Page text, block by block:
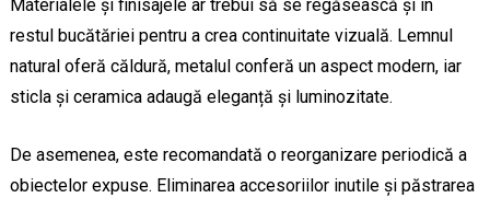
Materialele și finisajele ar trebui să se regăsească și în
restul bucătăriei pentru a crea continuitate vizuală. Lemnul
natural oferă căldură, metalul conferă un aspect modern, iar
sticla și ceramica adaugă eleganță și luminozitate.
De asemenea, este recomandată o reorganizare periodică a
obiectelor expuse. Eliminarea accesoriilor inutile și păstrarea